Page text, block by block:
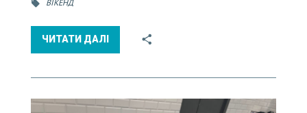
ВІКЕНД
ЧИТАТИ ДАЛІ